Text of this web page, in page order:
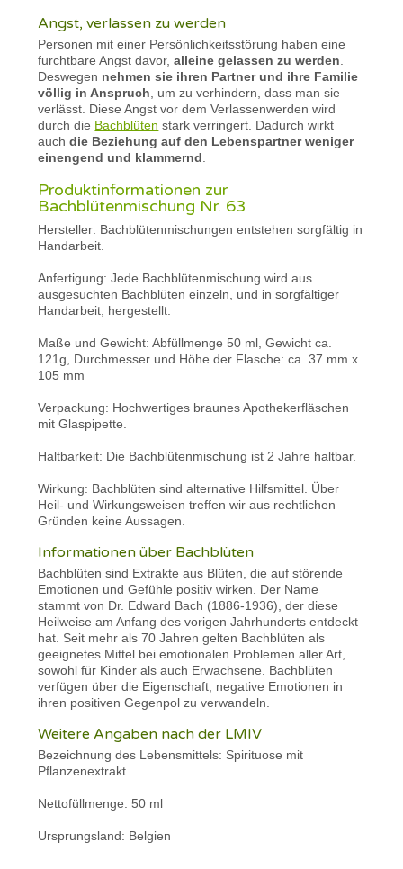
Angst, verlassen zu werden
Personen mit einer Persönlichkeitsstörung haben eine
furchtbare Angst davor,alleine gelassen zu werden
Deswegen nehmen sie ihren Partner und ihre Familie
völlig in Anspruch , um zu verhindern, dass man sie
verlässt. Diese Angst vor dem Verlassenwerden wird
durch die Bachblüten stark verringert. Dadurch wirkt
auchdie Beziehung auf den Lebenspartner weniger
einengend und klammernd
Produktinformationen zur
Bachblütenmischung Nr. 63
Hersteller: Bachblütenmischungen entstehen sorgfältig in
Handarbeit.
Anfertigung: Jede Bachblütenmischung wird aus
ausgesuchten Bachblüten einzeln, und in sorgfältiger
Handarbeit, hergestellt.
Maße und Gewicht: Abfüllmenge 50 ml, Gewicht ca.
121g, Durchmesser und Höhe der Flasche: ca. 37 mm x
105 mm
Verpackung: Hochwertiges braunes Apothekerfläschen
mit Glaspipette.
Haltbarkeit: Die Bachblütenmischung ist 2 Jahre haltbar.
Wirkung: Bachblüten sind alternative Hilfsmittel. Über
Heil- und Wirkungsweisen treffen wir aus rechtlichen
Gründen keine Aussagen.
Informationen über Bachblüten
Bachblüten sind Extrakte aus Blüten, die auf störende
Emotionen und Gefühle positiv wirken. Der Name
stammt von Dr. Edward Bach (1886-1936), der diese
Heilweise am Anfang des vorigen Jahrhunderts entdeckt
hat. Seit mehr als 70 Jahren gelten Bachblüten als
geeignetes Mittel bei emotionalen Problemen aller Art,
sowohl für Kinder als auch Erwachsene. Bachblüten
verfügen über die Eigenschaft, negative Emotionen in
ihren positiven Gegenpol zu verwandeln.
Weitere Angaben nach der LMIV
Bezeichnung des Lebensmittels: Spirituose mit
Pflanzenextrakt
Nettofüllmenge: 50 ml
Ursprungsland: Belgien